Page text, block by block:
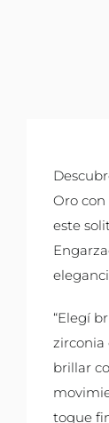
Oro con
este
“Elegí
zirconia
brillar
toque